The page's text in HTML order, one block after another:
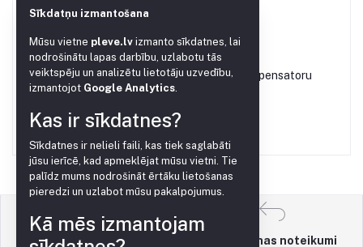
€0.10
Dozators 2.2L/H ar kompensatoru
Atgriešanas noteikumi
Sīkdatņu izmantošana
Mūsu vietne pleve.lv izmanto sīkdatnes, lai
nodrošinātu lapas darbību, uzlabotu tās
veiktspēju un analizētu lietotāju uzvedību,
izmantojot Google Analytics
Kas ir sīkdatnes?
Sīkdatnes ir nelieli faili, kas tiek saglabāti
jūsu ierīcē, kad apmeklējat mūsu vietni. Tie
palīdz mums nodrošināt ērtāku lietošanas
pieredzi un uzlabot mūsu pakalpojumus.
Kā mēs izmantojam